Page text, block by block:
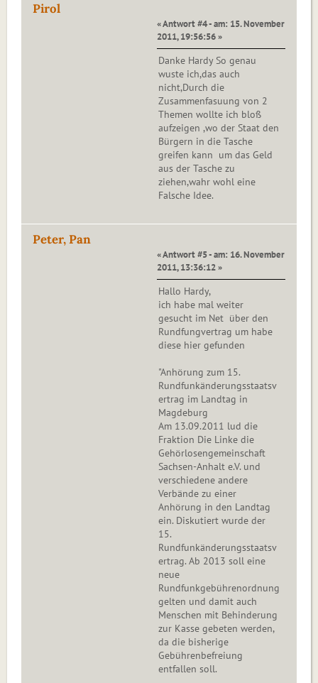
Pirol
« Antwort #4 - am: 15. November
2011, 19:56:56 »
Danke Hardy So genau
wuste ich,das auch
nicht,Durch die
Zusammenfasuung von 2
Themen wollte ich bloß
aufzeigen ,wo der Staat den
Bürgern in die Tasche
greifen kann um das Geld
aus der Tasche zu
ziehen,wahr wohl eine
Falsche Idee.
Peter, Pan
« Antwort #5 - am: 16. November
2011, 13:36:12 »
Hallo Hardy,
ich habe mal weiter
gesucht im Net über den
Rundfungvertrag um habe
diese hier gefunden
"Anhörung zum 15.
Rundfunkänderungsstaatsv
ertrag im Landtag in
Magdeburg
Am 13.09.2011 lud die
Fraktion Die Linke die
Gehörlosengemeinschaft
Sachsen-Anhalt e.V. und
verschiedene andere
Verbände zu einer
Anhörung in den Landtag
ein. Diskutiert wurde der
15.
Rundfunkänderungsstaatsv
ertrag. Ab 2013 soll eine
neue
Rundfunkgebührenordnung
gelten und damit auch
Menschen mit Behinderung
zur Kasse gebeten werden,
da die bisherige
Gebührenbefreiung
entfallen soll.